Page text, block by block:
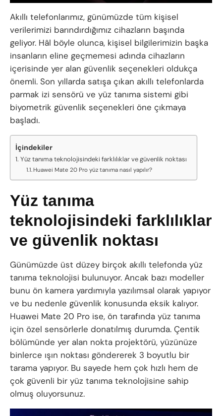
Akıllı telefonlarımız, günümüzde tüm kişisel
verilerimizi barındırdığımız cihazların başında
geliyor. Hâl böyle olunca, kişisel bilgilerimizin başka
insanların eline geçmemesi adında cihazların
içerisinde yer alan güvenlik seçenekleri oldukça
önemli. Son yıllarda satışa çıkan akıllı telefonlarda
parmak izi sensörü ve yüz tanıma sistemi gibi
biyometrik güvenlik seçenekleri öne çıkmaya
başladı.
İçindekiler
Yüz tanıma teknolojisindeki farklılıklar ve güvenlik noktası
Huawei Mate 20 Pro yüz tanıma nasıl yapılır?
Yüz tanıma
teknolojisindeki farklılıklar
ve güvenlik noktası
Günümüzde üst düzey birçok akıllı telefonda yüz
tanıma teknolojisi bulunuyor. Ancak bazı modeller
bunu ön kamera yardımıyla yazılımsal olarak yapıyor
ve bu nedenle güvenlik konusunda eksik kalıyor.
Huawei Mate 20 Pro ise, ön tarafında yüz tanıma
için özel sensörlerle donatılmış durumda. Çentik
bölümünde yer alan nokta projektörü, yüzünüze
binlerce ışın noktası göndererek 3 boyutlu bir
tarama yapıyor. Bu sayede hem çok hızlı hem de
çok güvenli bir yüz tanıma teknolojisine sahip
olmuş oluyorsunuz.